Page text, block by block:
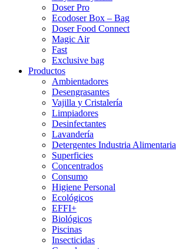
Doser Pro
Ecodoser Box – Bag
Doser Food Connect
Magic Air
Fast
Exclusive bag
Productos
Ambientadores
Desengrasantes
Vajilla y Cristalería
Limpiadores
Desinfectantes
Lavandería
Detergentes Industria Alimentaria
Superficies
Concentrados
Consumo
Higiene Personal
Ecológicos
EFFI+
Biológicos
Piscinas
Insecticidas